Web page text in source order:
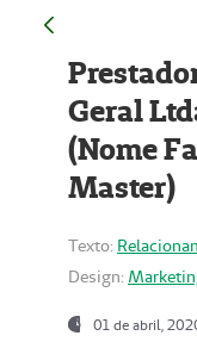
Geral
(Nome
Master)
Texto:
Design:
01 de abril,